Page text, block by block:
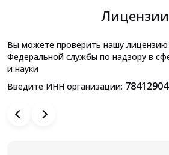
Лицензии
Вы можете проверить нашу лицензию
Федеральной службы по надзору в
и науки
Введите ИНН организации: